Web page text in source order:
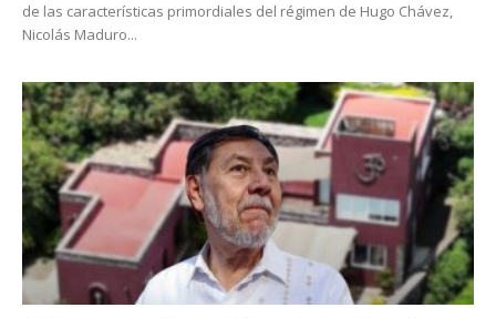
de las características primordiales del régimen de Hugo Chávez,
Nicolás Maduro...